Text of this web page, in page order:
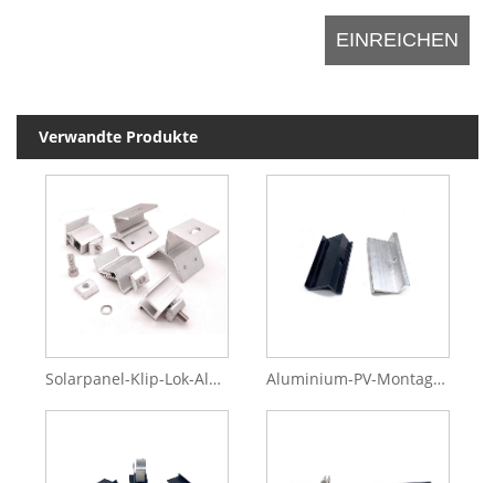
Verwandte Produkte
Solarpanel-Klip-Lok-Aluminiumklemme für Solar-Montagesystem Aluminium-PV-Montage-Solarpanel-Mittelklemme